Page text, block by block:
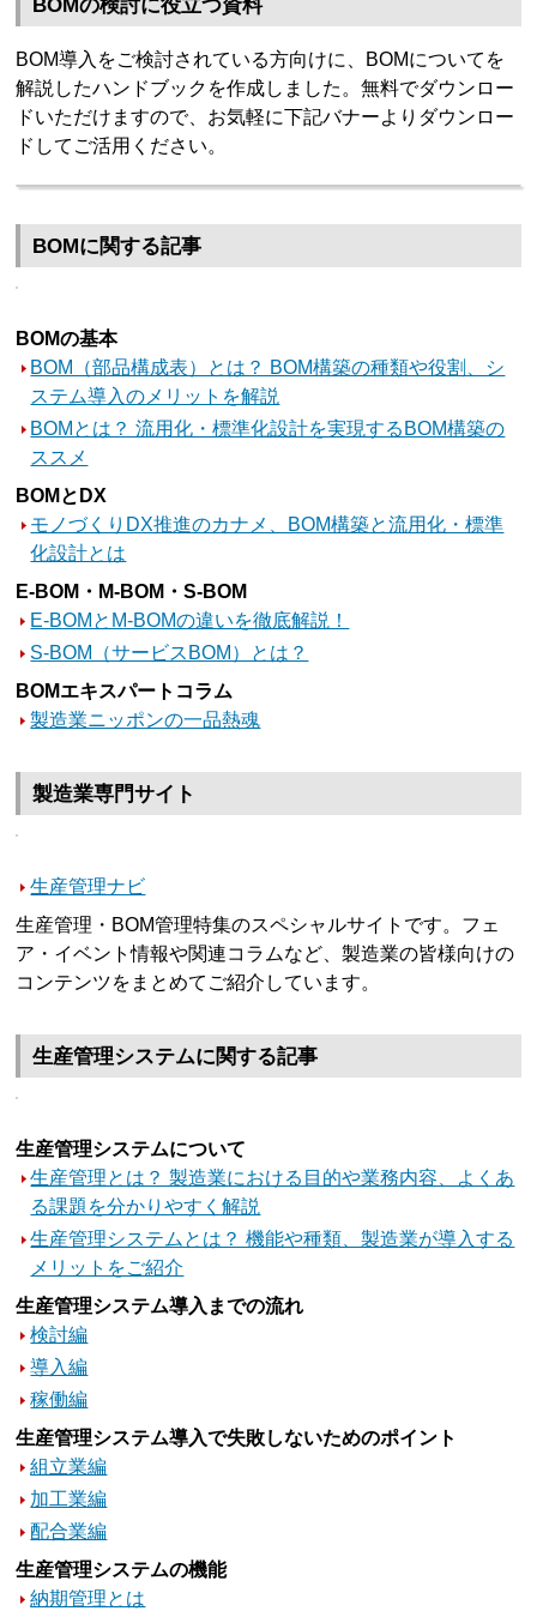
BOMの検討に役立つ資料
BOM導入をご検討されている方向けに、BOMについてを
解説したハンドブックを作成しました。無料でダウンロー
ドいただけますので、お気軽に下記バナーよりダウンロー
ドしてご活用ください。
BOMに関する記事
BOMの基本
BOM（部品構成表）とは？ BOM構築の種類や役割、シ
ステム導入のメリットを解説
BOMとは？ 流用化・標準化設計を実現するBOM構築の
ススメ
BOMとDX
モノづくりDX推進のカナメ、BOM構築と流用化・標準
化設計とは
E-BOM・M-BOM・S-BOM
E-BOMとM-BOMの違いを徹底解説！
S-BOM（サービスBOM）とは？
BOMエキスパートコラム
製造業ニッポンの一品熱魂
製造業専門サイト
生産管理ナビ
生産管理・BOM管理特集のスペシャルサイトです。フェ
ア・イベント情報や関連コラムなど、製造業の皆様向けの
コンテンツをまとめてご紹介しています。
生産管理システムに関する記事
生産管理システムについて
生産管理とは？ 製造業における目的や業務内容、よくあ
る課題を分かりやすく解説
生産管理システムとは？ 機能や種類、製造業が導入する
メリットをご紹介
生産管理システム導入までの流れ
検討編
導入編
稼働編
生産管理システム導入で失敗しないためのポイント
組立業編
加工業編
配合業編
生産管理システムの機能
納期管理とは